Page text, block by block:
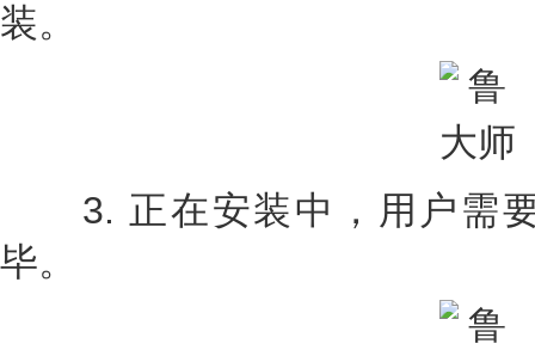
装。
3. 正在安装中，用户需要
毕。